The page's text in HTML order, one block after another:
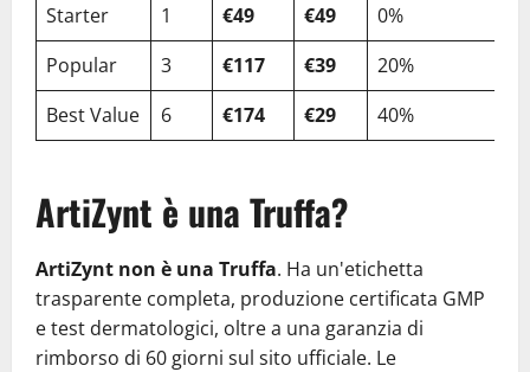
Starter
1 €49 €49
0%
Popular
3 €117 €39
20%
Best Value
6 €174 €29 40%
ArtiZynt è una Truffa?
ArtiZynt non è una Truffa. Ha un'etichetta
trasparente completa, produzione certificata GMP
e test dermatologici, oltre a una garanzia di
rimborso di 60 giorni sul sito ufficiale. Le